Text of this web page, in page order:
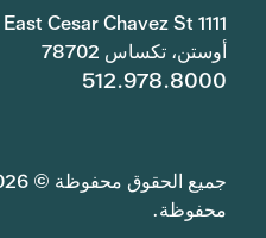
1111 East Cesar Chavez St. 1111 East Cesar Chavez St.
أوستن، تكساس 78702
512.978.8000
محفوظة.